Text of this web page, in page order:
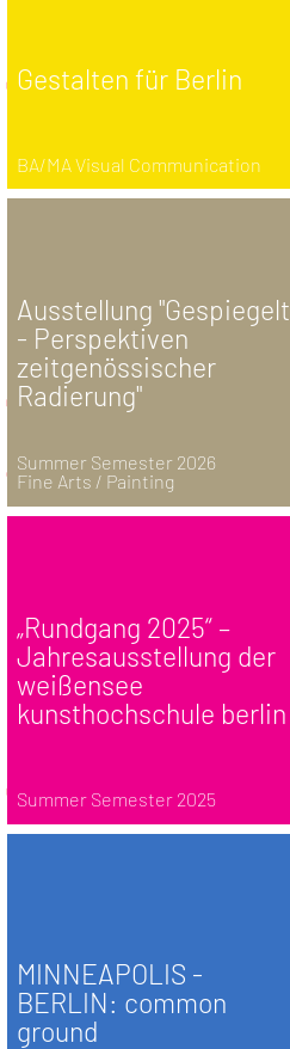
Gestalten für Berlin
BA/MA Visual Communication
Ausstellung "Gespiegelt
- Perspektiven
zeitgenössischer
Radierung"
Summer Semester 2026
Fine Arts / Painting
„Rundgang 2025“ –
Jahresausstellung der
weißensee
kunsthochschule berlin
Summer Semester 2025
MINNEAPOLIS -
BERLIN: common
ground